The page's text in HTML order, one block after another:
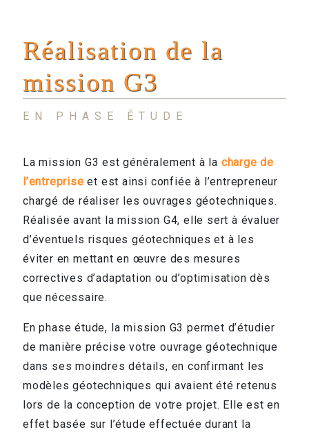
Réalisation de la
mission G3
EN PHASE ÉTUDE
La mission G3 est généralement à la charge de
l’entreprise et est ainsi confiée à l’entrepreneur
chargé de réaliser les ouvrages géotechniques.
Réalisée avant la mission G4, elle sert à évaluer
d’éventuels risques géotechniques et à les
éviter en mettant en œuvre des mesures
correctives d’adaptation ou d’optimisation dès
que nécessaire.
En phase étude, la mission G3 permet d’étudier
de manière précise votre ouvrage géotechnique
dans ses moindres détails, en confirmant les
modèles géotechniques qui avaient été retenus
lors de la conception de votre projet. Elle est en
effet basée sur l’étude effectuée durant la